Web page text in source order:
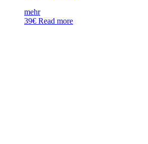
mehr
39€ Read more